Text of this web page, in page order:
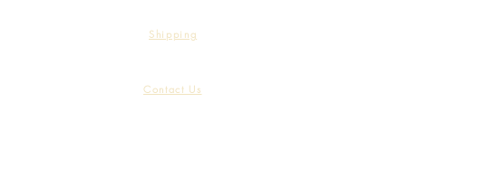
Shipping
Contact Us